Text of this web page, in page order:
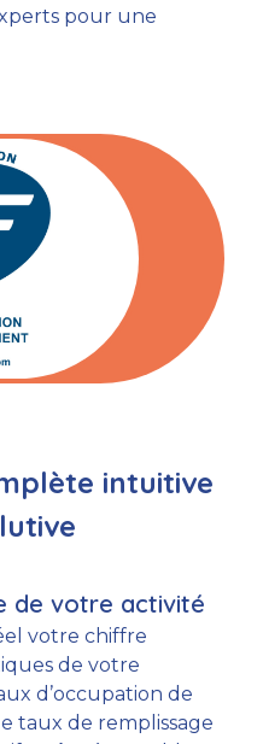
pour une
intuitive
de votre activité
votre chiffre
de votre
d’occupation de
taux de remplissage